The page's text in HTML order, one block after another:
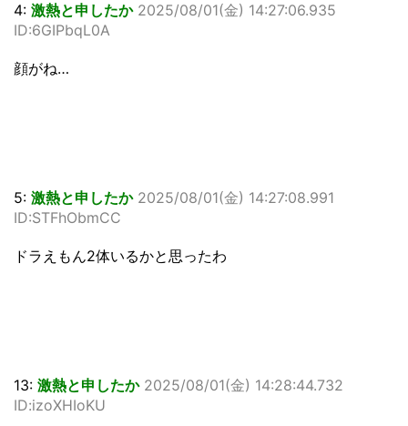
4: 激熱と申したか 2025/08/01(金) 14:27:06.935
ID:6GIPbqL0A
顔がね…
5: 激熱と申したか 2025/08/01(金) 14:27:08.991
ID:STFhObmCC
ドラえもん2体いるかと思ったわ
13: 激熱と申したか 2025/08/01(金) 14:28:44.732
ID:izoXHIoKU